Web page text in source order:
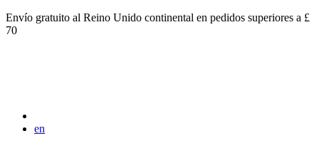
Envío gratuito al Reino Unido continental en pedidos superiores a £
70
en